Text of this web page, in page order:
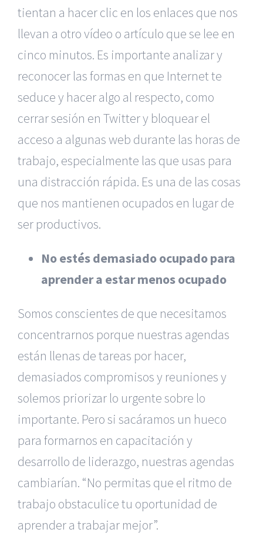
tientan a hacer clic en los enlaces que nos
llevan a otro vídeo o artículo que se lee en
cinco minutos. Es importante analizar y
reconocer las formas en que Internet te
seduce y hacer algo al respecto, como
cerrar sesión en Twitter y bloquear el
acceso a algunas web durante las horas de
trabajo, especialmente las que usas para
una distracción rápida. Es una de las cosas
que nos mantienen ocupados en lugar de
ser productivos.
No estés demasiado ocupado para
aprender a estar menos ocupado
Somos conscientes de que necesitamos
concentrarnos porque nuestras agendas
están llenas de tareas por hacer,
demasiados compromisos y reuniones y
solemos priorizar lo urgente sobre lo
importante. Pero si sacáramos un hueco
para formarnos en capacitación y
desarrollo de liderazgo, nuestras agendas
cambiarían. “No permitas que el ritmo de
trabajo obstaculice tu oportunidad de
aprender a trabajar mejor”.
| Reclamación de Accidentes en Murcia | Reclamación
de Accidentes en Madrid| BGD Abogados Madrid|